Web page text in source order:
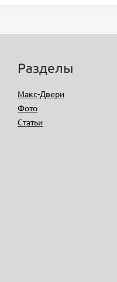
Разделы
Макс-Двери
Фото
Статьи